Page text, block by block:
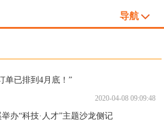
导航
单已排到4月底！”
2020-04-08 09:09:48
办“科技·人才”主题沙龙侧记